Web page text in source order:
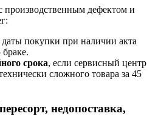
производственным дефектом и
даты покупки при наличии акта
срока, если сервисный центр
сложного товара за 45
недопоставка,